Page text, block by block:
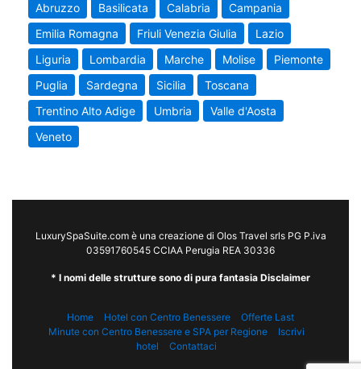
Abruzzo Basilicata Calabria
Campania
Emilia Romagna
Friuli Venezia Giulia
Lazio
Liguria
Lombardia Marche Molise
Piemonte
Puglia
Sardegna Sicilia
Toscana
Trentino Alto Adige
Umbria
Valle d'Aosta
Veneto
LuxurySpaSuite.com è una creazione di Olos Travel srls PG P.iva
03591760545 CCIAA Perugia REA 30336
* I nomi delle strutture sono di pura fantasia Disclaimer
Home Hotel con Centro Benessere
Offerte Last
Minute con Centro Benessere e SPA per Regione
Iscrivi
hotel
Contattaci